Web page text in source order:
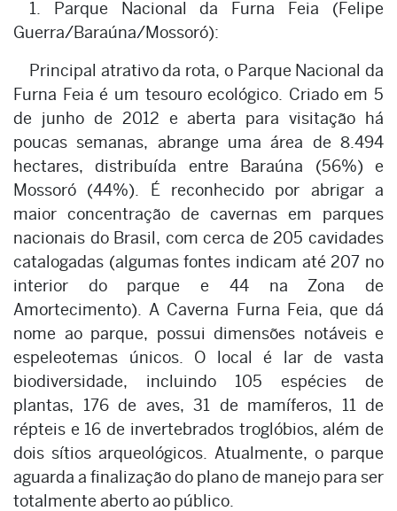
1. Parque Nacional da Furna Feia (Felipe
Guerra/Baraúna/Mossoró):
Principal atrativo da rota, o Parque Nacional da
Furna Feia é um tesouro ecológico. Criado em 5
de junho de 2012 e aberta para visitação há
poucas semanas, abrange uma área de 8.494
hectares, distribuída entre Baraúna (56%) e
Mossoró (44%). É reconhecido por abrigar a
maior concentração de cavernas em parques
nacionais do Brasil, com cerca de 205 cavidades
catalogadas (algumas fontes indicam até 207 no
interior do parque e 44 na Zona de
Amortecimento). A Caverna Furna Feia, que dá
nome ao parque, possui dimensões notáveis e
espeleotemas únicos. O local é lar de vasta
biodiversidade, incluindo 105 espécies de
plantas, 176 de aves, 31 de mamíferos, 11 de
répteis e 16 de invertebrados troglóbios, além de
dois sítios arqueológicos. Atualmente, o parque
aguarda a finalização do plano de manejo para ser
totalmente aberto ao público.